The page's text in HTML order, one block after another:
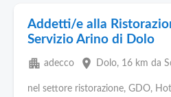
Addetti/e alla
Servizio Arino di Dolo
apartment adecco place Dolo, 16 km da
nel settore ristorazione, GDO,